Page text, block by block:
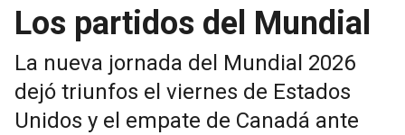
Los partidos del Mundial
La nueva jornada del Mundial 2026
dejó triunfos el viernes de Estados
Unidos y el empate de Canadá ante